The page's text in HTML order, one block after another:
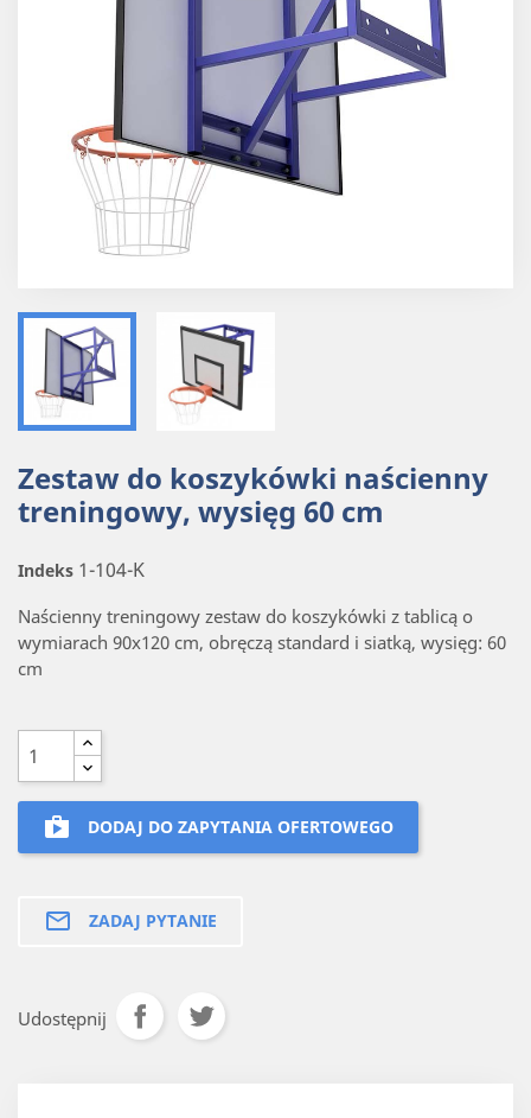
Zestaw do koszykówki naścienny
treningowy, wysięg 60 cm
Indeks 1-104-K
Naścienny treningowy zestaw do koszykówki z tablicą o
wymiarach 90x120 cm, obręczą standard i siatką, wysięg: 60
cm
shop DODAJ DO ZAPYTANIA OFERTOWEGO
mail_outline ZADAJ PYTANIE
Udostępnij